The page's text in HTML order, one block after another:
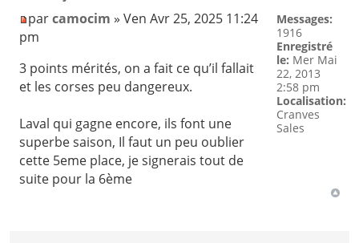
parcamocim » Ven Avr 25, 2025 11:24
pm
3 points mérités, on a fait ce qu’il fallait
et les corses peu dangereux.
Laval qui gagne encore, ils font une
superbe saison, Il faut un peu oublier
cette 5eme place, je signerais tout de
suite pour la 6ème
Messages:
1916
Enregistré
le: Mer Mai
22, 2013
2:58 pm
Localisation:
Cranves
Sales